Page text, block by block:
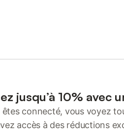
vasques et
Paris). Je
et allemand.
dordogne);
touristiques
jusqu’à 10% avec
êtes connecté, vous voyez
accès à des réductions